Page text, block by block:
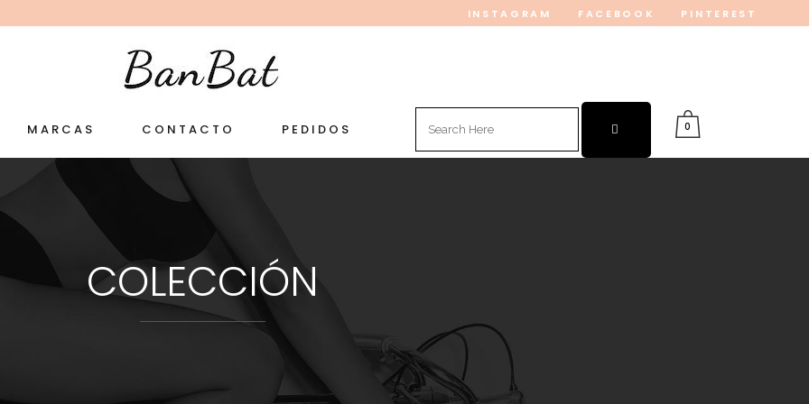
INSTAGRAM FACEBOOK PINTEREST
MARCAS CONTACTO PEDIDOS
Search
for:
0
COLECCIÓN